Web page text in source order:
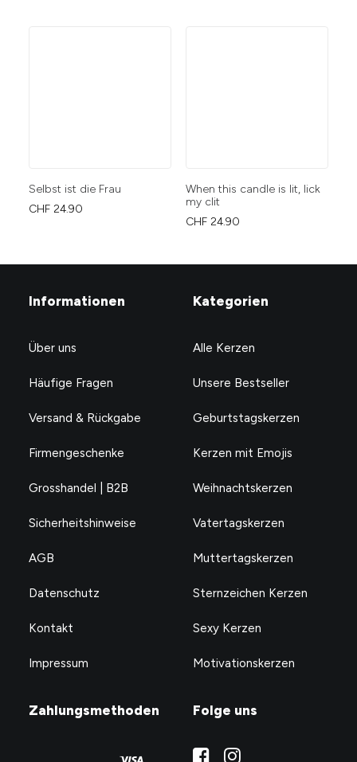
Selbst ist die Frau
CHF 24.90
When this candle is lit, lick
my clit
CHF 24.90
Informationen
Über uns
Häufige Fragen
Versand & Rückgabe
Firmengeschenke
Grosshandel | B2B
Sicherheitshinweise
AGB
Datenschutz
Kontakt
Impressum
Kategorien
Alle Kerzen
Unsere Bestseller
Geburtstagskerzen
Kerzen mit Emojis
Weihnachtskerzen
Vatertagskerzen
Muttertagskerzen
Sternzeichen Kerzen
Sexy Kerzen
Motivationskerzen
Zahlungsmethoden Folge uns